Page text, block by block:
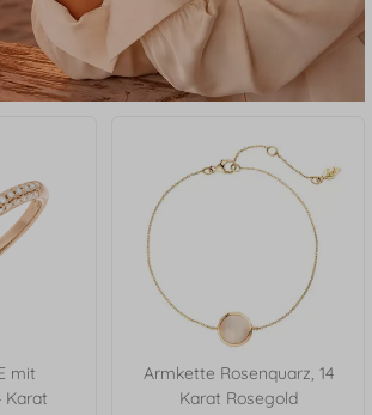
mit
Karat
Armkette Rosenquarz, 14
Karat Rosegold